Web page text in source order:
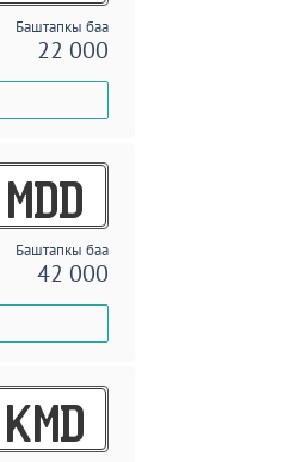
Баштапкы баа
22 000
MDD
Баштапкы баа
42 000
KMD